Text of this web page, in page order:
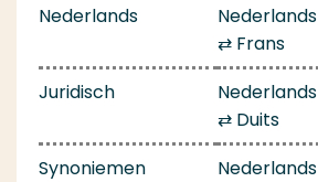
Nederlands
Nederlands
⇄ Frans
Juridisch
Nederlands
⇄ Duits
Synoniemen
Nederlands